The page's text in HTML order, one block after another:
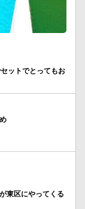
ットでとってもお
東区にやってくる